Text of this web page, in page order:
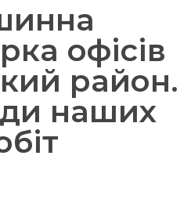
офісів
район.
наших